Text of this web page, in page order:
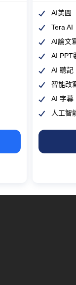
AI美圖
Tera AI
AI論文
AI PPT
AI 聽記
智能改
AI 字幕
人工智